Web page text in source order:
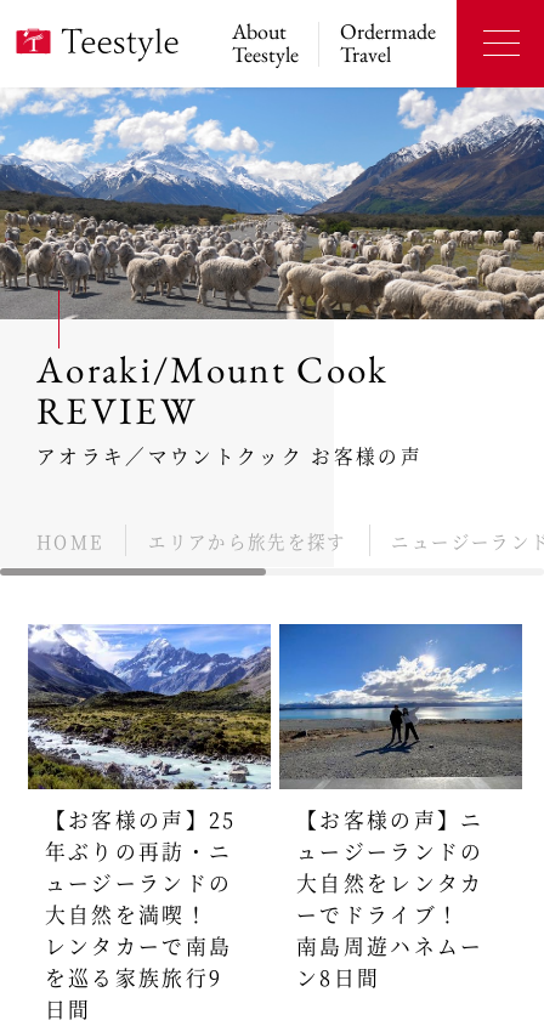
About
Teestyle
Ordermade
Travel
Aoraki/Mount Cook
REVIEW
アオラキ／マウントクック お客様の声
HOME エリアから旅先を探す ニュージーラン
【お客様の声】25
年ぶりの再訪・ニ
ュージーランドの
大自然を満喫！
レンタカーで南島
を巡る家族旅行9
日間
【お客様の声】ニ
ュージーランドの
大自然をレンタカ
ーでドライブ！
南島周遊ハネムー
ン8日間